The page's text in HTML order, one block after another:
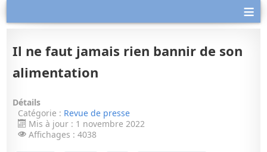
≡
Il ne faut jamais rien bannir de son
alimentation
Détails
Catégorie : Revue de presse
Mis à jour : 1 novembre 2022
Affichages : 4038